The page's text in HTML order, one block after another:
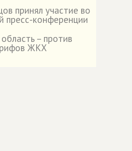
принял участие во
пресс-конференции
– против
ЖКХ